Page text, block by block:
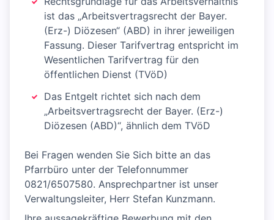
ist das „Arbeitsvertragsrecht der Bayer.
(Erz-) Diözesen“ (ABD) in ihrer jeweiligen
Fassung. Dieser Tarifvertrag entspricht im
Wesentlichen Tarifvertrag für den
öffentlichen Dienst (TVöD)
Das Entgelt richtet sich nach dem
„Arbeitsvertragsrecht der Bayer. (Erz-)
Diözesen (ABD)“, ähnlich dem TVöD
Bei Fragen wenden Sie Sich bitte an das
Pfarrbüro unter der Telefonnummer
0821/6507580. Ansprechpartner ist unser
Verwaltungsleiter, Herr Stefan Kunzmann.